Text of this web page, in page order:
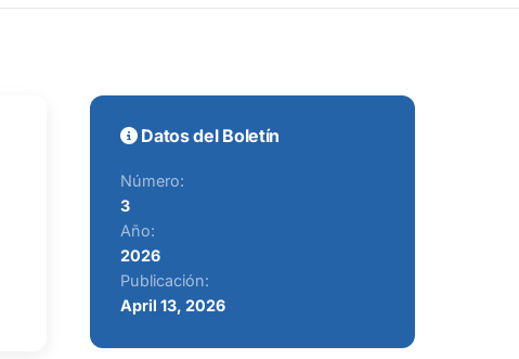
Datos del Boletín
Número:
3
Año:
2026
Publicación:
April 13, 2026